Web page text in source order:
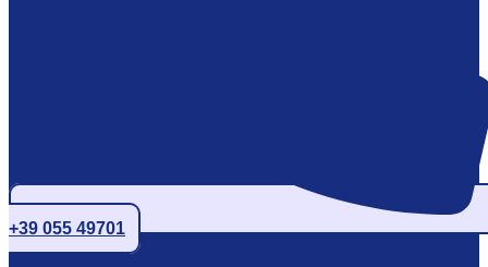
+39 055 49701